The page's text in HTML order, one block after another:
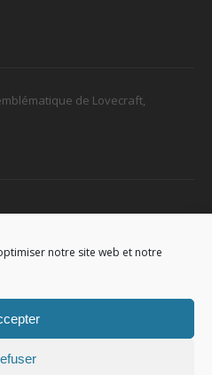
notre site web et notre
de Lovecraft,